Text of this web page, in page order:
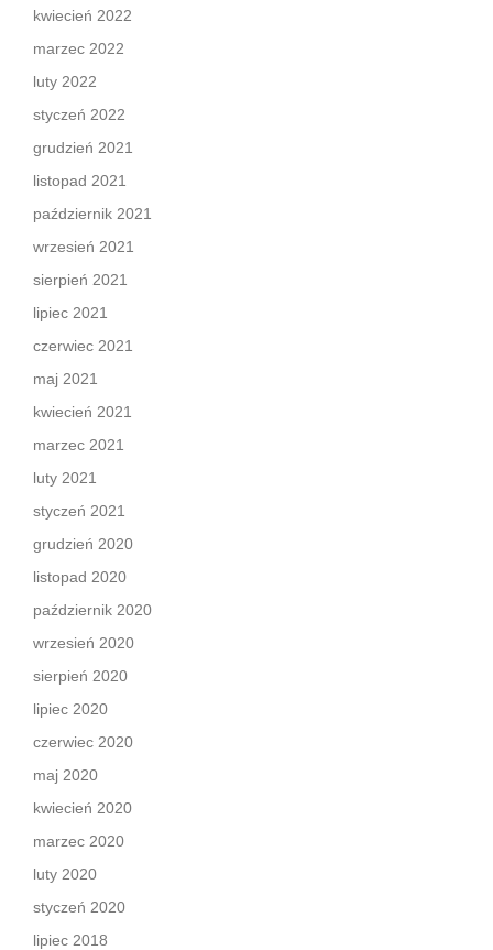
kwiecień 2022
marzec 2022
luty 2022
styczeń 2022
grudzień 2021
listopad 2021
październik 2021
wrzesień 2021
sierpień 2021
lipiec 2021
czerwiec 2021
maj 2021
kwiecień 2021
marzec 2021
luty 2021
styczeń 2021
grudzień 2020
listopad 2020
październik 2020
wrzesień 2020
sierpień 2020
lipiec 2020
czerwiec 2020
maj 2020
kwiecień 2020
marzec 2020
luty 2020
styczeń 2020
lipiec 2018